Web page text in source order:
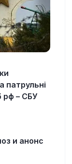
патрульні
рф – СБУ
и анонс